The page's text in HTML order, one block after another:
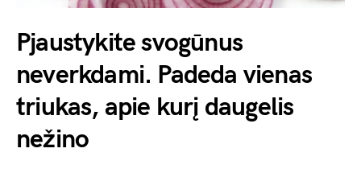
Pjaustykite svogūnus
neverkdami. Padeda vienas
triukas, apie kurį daugelis
nežino